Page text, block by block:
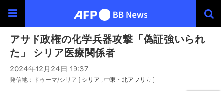
アサド政権の化学兵器攻撃「偽証強いられ
た」 シリア医療関係者
2024年12月24日 19:37
発信地：ドゥーマ/シリア [ シリア 中東・北アフリカ ]